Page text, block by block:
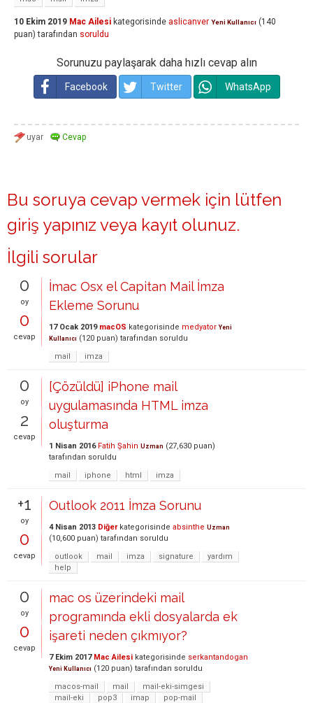
10 Ekim 2019 Mac Ailesi kategorisinde aslicanver Yeni Kullanıcı (140
puan) tarafından soruldu
Sorunuzu paylaşarak daha hızlı cevap alın
Facebook Twitter WhatsApp
Bu soruya cevap vermek için lütfen
giriş yapınız veya kayıt olunuz.
İlgili sorular
0
oy
0
cevap
İmac Osx el Capitan Mail İmza
Ekleme Sorunu
17 Ocak 2019 macOS kategorisinde medyator Yeni
Kullanıcı (120 puan) tarafından soruldu
mail
imza
0
oy
2
cevap
[Çözüldü] iPhone mail
uygulamasında HTML imza
oluşturma
1 Nisan 2016 Fatih Şahin Uzman (27,630 puan)
tarafından soruldu
mail
iphone html imza
+1
oy
0
cevap
Outlook 2011 İmza Sorunu
4 Nisan 2013 Diğerkategorisinde absinthe Uzman
(10,600 puan) tarafından soruldu
outlook
mail imza signature
yardım
help
0
oy
0
cevap
mac os üzerindeki mail
programında ekli dosyalarda ek
işareti neden çıkmıyor?
7 Ekim 2017 Mac Ailesi kategorisinde serkantandogan
Yeni Kullanıcı (120 puan) tarafından soruldu
macos-mail
mail
mail-eki-simgesi
mail-eki
pop3 imap
pop-mail